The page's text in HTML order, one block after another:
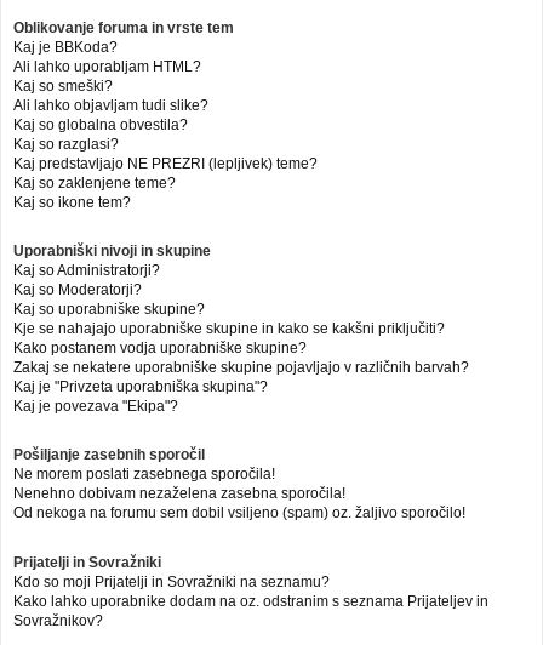
Oblikovanje foruma in vrste tem
Kaj je BBKoda?
Ali lahko uporabljam HTML?
Kaj so smeški?
Ali lahko objavljam tudi slike?
Kaj so globalna obvestila?
Kaj so razglasi?
Kaj predstavljajo NE PREZRI (lepljivek) teme?
Kaj so zaklenjene teme?
Kaj so ikone tem?
Uporabniški nivoji in skupine
Kaj so Administratorji?
Kaj so Moderatorji?
Kaj so uporabniške skupine?
Kje se nahajajo uporabniške skupine in kako se kakšni priključiti?
Kako postanem vodja uporabniške skupine?
Zakaj se nekatere uporabniške skupine pojavljajo v različnih barvah?
Kaj je "Privzeta uporabniška skupina"?
Kaj je povezava "Ekipa"?
Pošiljanje zasebnih sporočil
Ne morem poslati zasebnega sporočila!
Nenehno dobivam nezaželena zasebna sporočila!
Od nekoga na forumu sem dobil vsiljeno (spam) oz. žaljivo sporočilo!
Prijatelji in Sovražniki
Kdo so moji Prijatelji in Sovražniki na seznamu?
Kako lahko uporabnike dodam na oz. odstranim s seznama Prijateljev in
Sovražnikov?